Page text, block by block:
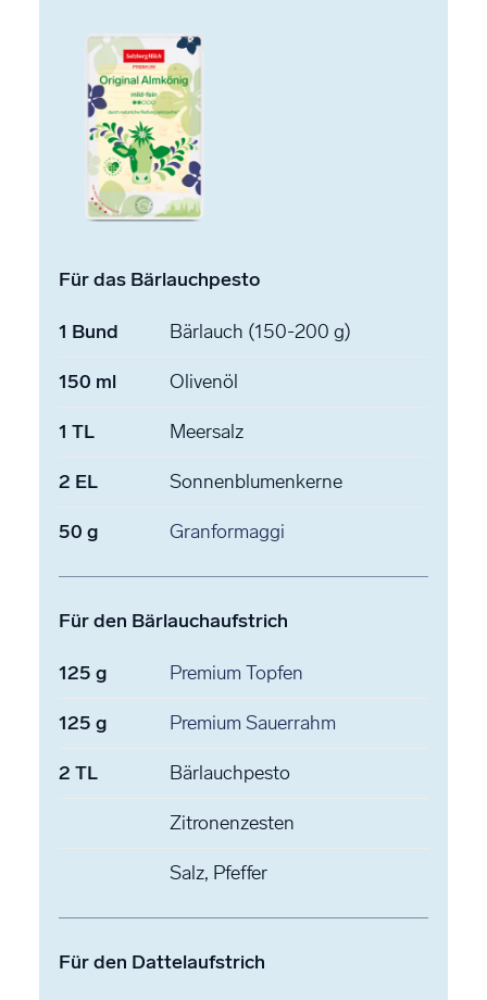
Für das Bärlauchpesto
1 Bund Bärlauch (150-200 g)
150 ml Olivenöl
1 TL Meersalz
2 EL Sonnenblumenkerne
50 g Granformaggi
Für den Bärlauchaufstrich
125 g Premium Topfen
125 g Premium Sauerrahm
2 TL Bärlauchpesto
Zitronenzesten
Salz, Pfeffer
Für den Dattelaufstrich